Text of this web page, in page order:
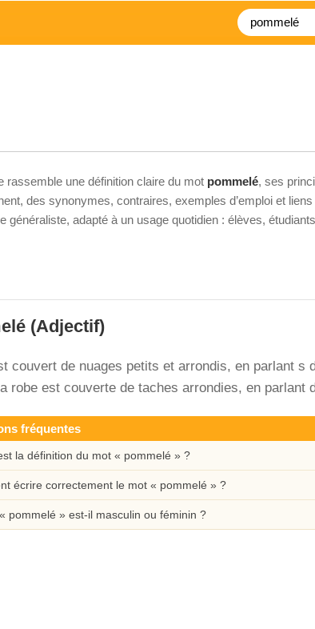
rassemble une définition claire du mot pommelé, ses
des synonymes, contraires, exemples d’emploi et
généraliste, adapté à un usage quotidien : élèves,
(Adjectif)
couvert de nuages petits et arrondis, en parlant s
robe est couverte de taches arrondies, en parlant
fréquentes
la définition du mot « pommelé » ?
écrire correctement le mot « pommelé » ?
pommelé » est-il masculin ou féminin ?